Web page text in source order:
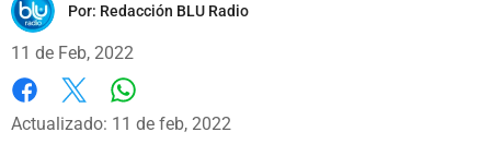
Por: Redacción BLU Radio
11 de Feb, 2022
Facebook
X
Actualizado: 11 de feb, 2022